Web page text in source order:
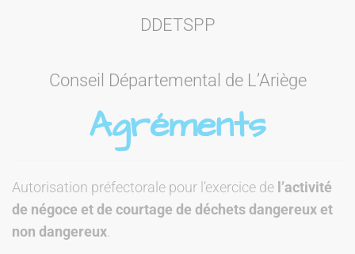
DDETSPP
Conseil Départemental de L’Ariège
Agréments
Autorisation préfectorale pour l’exercice de l’activité
de négoce et de courtage de déchets dangereux et
non dangereux